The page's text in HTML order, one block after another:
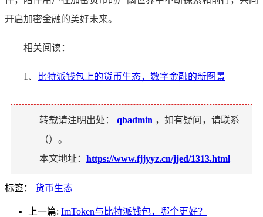
开启加密金融的美好未来。
相关阅读：
1、 比特派钱包上的货币生态，数字金融的新图景
转载请注明出处： qbadmin ，如有疑问，请联系
（）。
本文地址： https://www.fjjyyz.cn/jjed/1313.html
标签： 货币生态
上一篇: ImToken与比特派钱包，哪个更好？